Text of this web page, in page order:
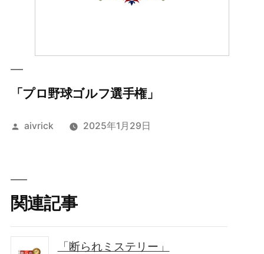
「プロ野球ゴルフ選手権」
投
aivrick 2025年1月29日
関連記事
「断られミステリー」